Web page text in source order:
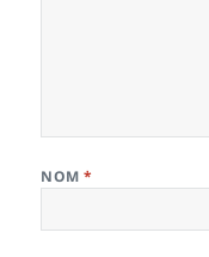
NOM*